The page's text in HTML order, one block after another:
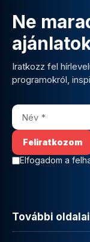
Ne
Iratkozz fel
programokról,
Elfogadom a
További